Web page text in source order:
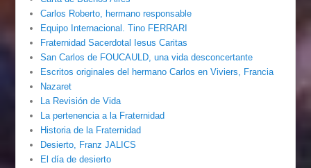
Carlos Roberto, hermano responsable
Equipo Internacional. Tino FERRARI
Fraternidad Sacerdotal Iesus Caritas
San Carlos de FOUCAULD, una vida desconcertante
Escritos originales del hermano Carlos en Viviers, Francia
Nazaret
La Revisión de Vida
La pertenencia a la Fraternidad
Historia de la Fraternidad
Desierto, Franz JALICS
El día de desierto